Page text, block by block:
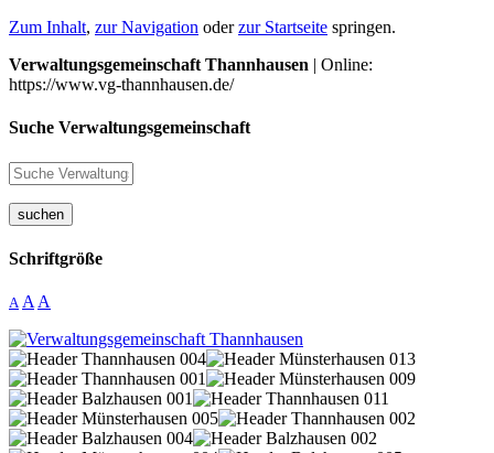
Zum Inhalt, zur Navigation oderzur Startseite springen.
Verwaltungsgemeinschaft Thannhausen | Online:
https://www.vg-thannhausen.de/
Suche Verwaltungsgemeinschaft
suchen
Schriftgröße
A A A